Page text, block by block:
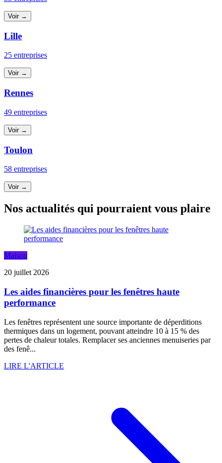
Voir →
Lille
25 entreprises
Voir →
Rennes
49 entreprises
Voir →
Toulon
58 entreprises
Voir →
Nos actualités qui pourraient vous plaire
Maison
20 juillet 2026
Les aides financières pour les fenêtres haute
performance
Les fenêtres représentent une source importante de déperditions
thermiques dans un logement, pouvant atteindre 10 à 15 % des
pertes de chaleur totales. Remplacer ses anciennes menuiseries par
des fenê...
LIRE L'ARTICLE